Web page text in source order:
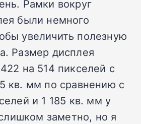
Рамки вокруг
были немного
увеличить полезную
Размер дисплея
на 514 пикселей с
кв. мм по сравнению с
и 1 185 кв. мм у
заметно, но я